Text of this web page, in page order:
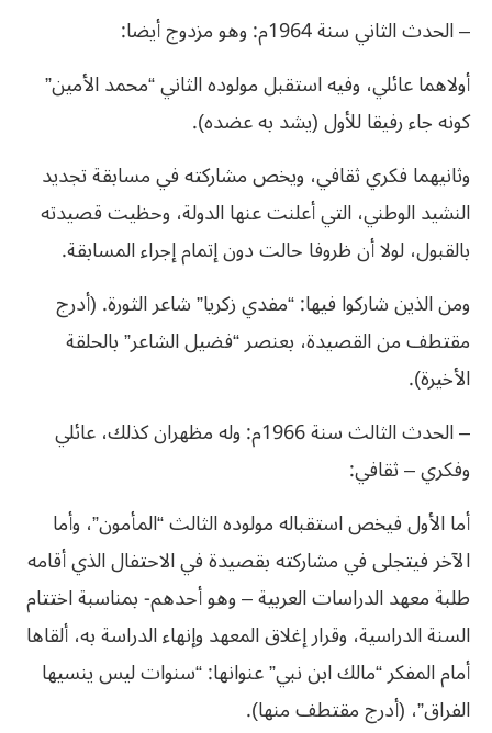
– الحدث الثاني سنة 1964م: وهو مزدوج أيضا:
أولاهما عائلي، وفيه استقبل مولوده الثاني “محمد الأمين”
كونه جاء رفيقا للأول (يشد به عضده).
وثانيهما فكري ثقافي، ويخص مشاركته في مسابقة تجديد
النشيد الوطني، التي أعلنت عنها الدولة، وحظيت قصيدته
بالقبول، لولا أن ظروفا حالت دون إتمام إجراء المسابقة.
ومن الذين شاركوا فيها: “مفدي زكريا” شاعر الثورة. (أدرج
مقتطف من القصيدة، بعنصر “فضيل الشاعر” بالحلقة
الأخيرة).
– الحدث الثالث سنة 1966م: وله مظهران كذلك، عائلي
وفكري – ثقافي:
أما الأول فيخص استقباله مولوده الثالث “المأمون”، وأما
الآخر فيتجلى في مشاركته بقصيدة في الاحتفال الذي أقامه
طلبة معهد الدراسات العربية – وهو أحدهم- بمناسبة اختتام
السنة الدراسية، وقرار إغلاق المعهد وإنهاء الدراسة به، ألقاها
أمام المفكر “مالك ابن نبي” عنوانها: “سنوات ليس ينسيها
الفراق”، (أدرج مقتطف منها).